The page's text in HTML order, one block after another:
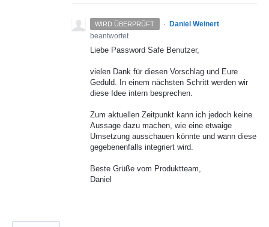
WIRD ÜBERPRÜFT · Daniel Weinert
beantwortet
Liebe Password Safe Benutzer,
vielen Dank für diesen Vorschlag und Eure
Geduld. In einem nächsten Schritt werden wir
diese Idee intern besprechen.
Zum aktuellen Zeitpunkt kann ich jedoch keine
Aussage dazu machen, wie eine etwaige
Umsetzung ausschauen könnte und wann diese
gegebenenfalls integriert wird.
Beste Grüße vom Produktteam,
Daniel